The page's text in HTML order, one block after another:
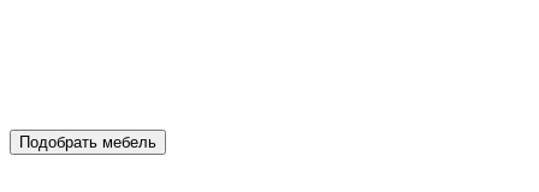
Подобрать мебель